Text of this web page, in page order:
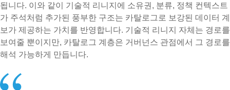
됩니다. 이와 같이 기술적 리니지에 소유권, 분류, 정책 컨텍스트
가 주석처럼 추가된 풍부한 구조는 카탈로그로 보강된 데이터 계
보가 제공하는 가치를 반영합니다. 기술적 리니지 자체는 경로를
보여줄 뿐이지만, 카탈로그 계층은 거버넌스 관점에서 그 경로를
해석 가능하게 만듭니다.